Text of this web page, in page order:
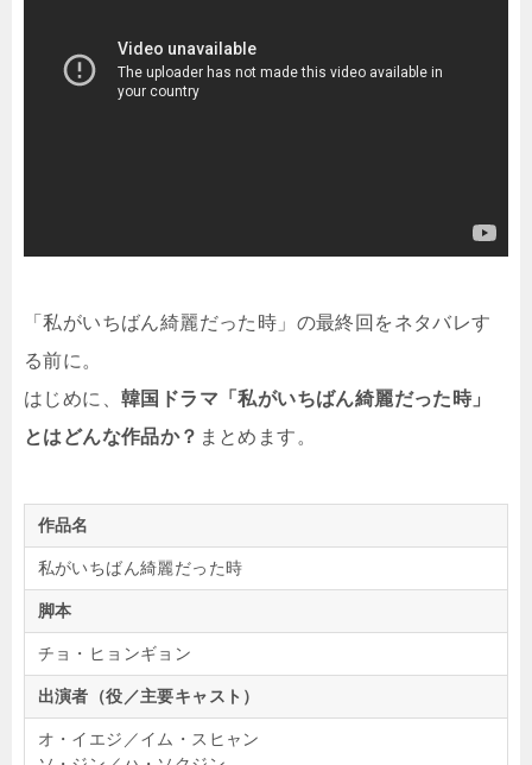
「私がいちばん綺麗だった時」の最終回をネタバレす
る前に。
はじめに、 韓国ドラマ「私がいちばん綺麗だった時」
とはどんな作品か？ まとめます。
作品名
私がいちばん綺麗だった時
脚本
チョ・ヒョンギョン
出演者（役／主要キャスト）
オ・イエジ／イム・スヒャン